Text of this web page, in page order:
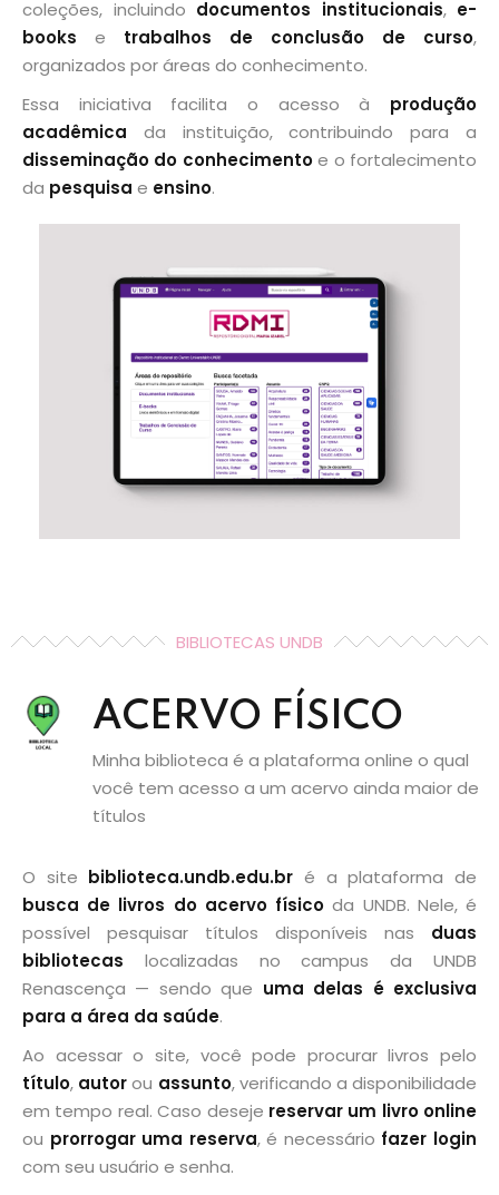
coleções, incluindo documentos institucionais, e-
books e trabalhos de conclusão de curso,
organizados por áreas do conhecimento.
Essa iniciativa facilita o acesso à produção
acadêmica da instituição, contribuindo para a
disseminação do conhecimentoe o fortalecimento
da pesquisa e ensino.
BIBLIOTECAS UNDB
ACERVO FÍSICO
Minha biblioteca é a plataforma online o qual
você tem acesso a um acervo ainda maior de
títulos
O site biblioteca.undb.edu.br é a plataforma de
busca de livros do acervo físico da UNDB. Nele, é
possível pesquisar títulos disponíveis nas duas
bibliotecas localizadas no campus da UNDB
Renascença — sendo que uma delas é exclusiva
para a área da saúde.
Ao acessar o site, você pode procurar livros pelo
título, autorou assunto, verificando a disponibilidade
em tempo real. Caso deseje reservar um livro online
ou prorrogar uma reserva, é necessário fazer login
com seu usuário e senha.